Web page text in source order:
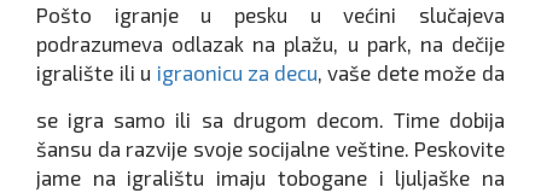
Pošto igranje u pesku u većini slučajeva
podrazumeva odlazak na plažu, u park, na dečije
igralište ili u igraonicu za decu , vaše dete može da
se igra samo ili sa drugom decom. Time dobija
šansu da razvije svoje socijalne veštine. Peskovite
jame na igralištu imaju tobogane i ljuljaške na